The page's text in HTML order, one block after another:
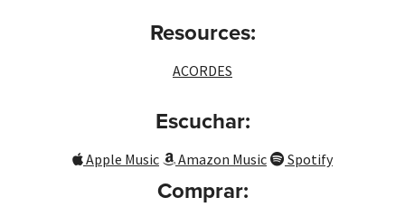
Resources:
ACORDES
Escuchar:
Apple Music Amazon Music Spotify
Comprar: